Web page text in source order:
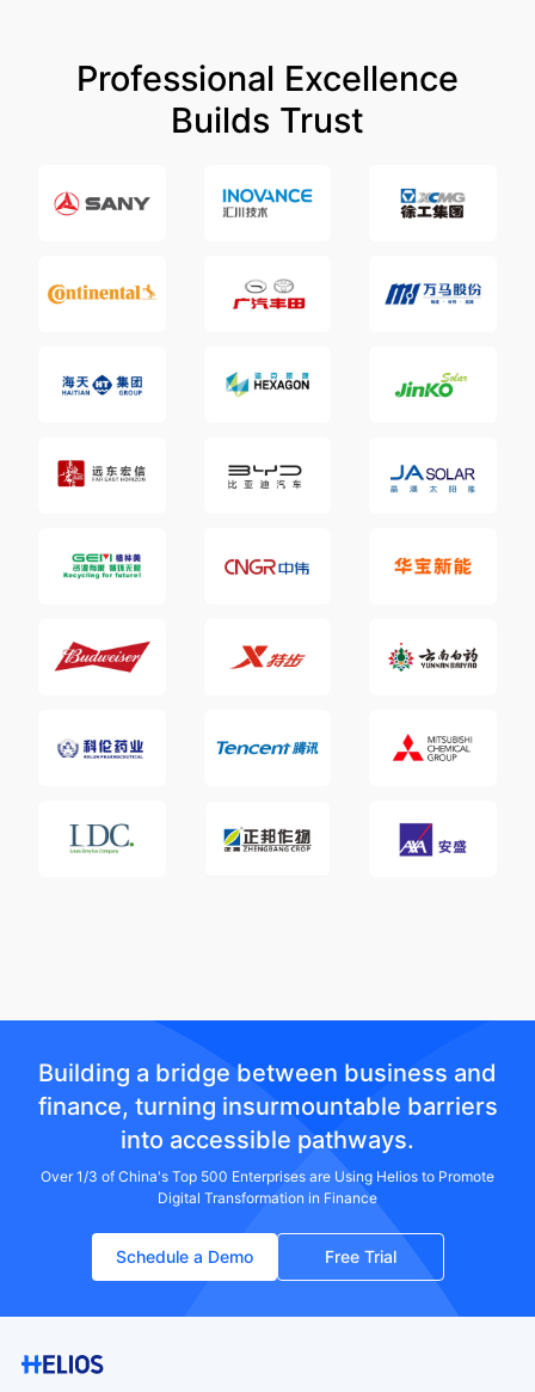
Professional Excellence
Builds Trust
Building a bridge between business and
finance, turning insurmountable barriers
into accessible pathways.
Over 1/3 of China's Top 500 Enterprises are Using Helios to Promote
Digital Transformation in Finance
Schedule a Demo Free Trial